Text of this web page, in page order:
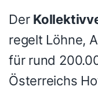
Der
regelt Löhne,
für rund
Österreichs